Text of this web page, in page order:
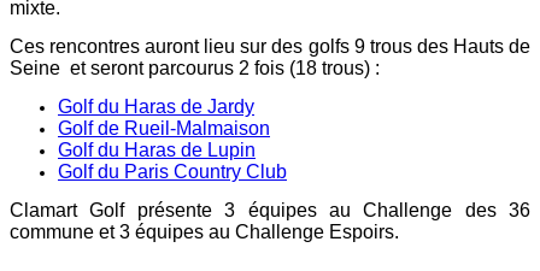
mixte.
Ces rencontres auront lieu sur des golfs 9 trous des Hauts de
Seine et seront parcourus 2 fois (18 trous) :
Golf du Haras de Jardy
Golf de Rueil-Malmaison
Golf du Haras de Lupin
Golf du Paris Country Club
Clamart Golf présente 3 équipes au Challenge des 36
commune et 3 équipes au Challenge Espoirs.